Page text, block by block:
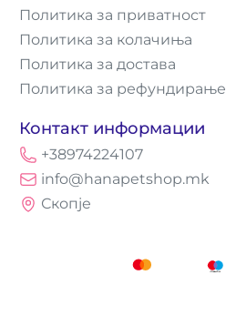
Политика за приватност
Политика за колачиња
Политика за достава
Политика за рефундирање
Контакт информации
+38974224107
info@hanapetshop.mk
Скопје